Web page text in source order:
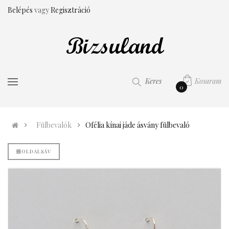
Belépés vagyRegisztráció
Kosaram
0
Keres
Fülbevalók Ofélia kínai jáde ásvány fülbevaló
OLDALSÁV